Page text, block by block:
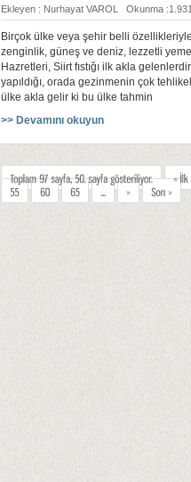
Ekleyen : Nurhayat VAROL
Okunma
Birçok ülke veya şehir belli
zenginlik, güneş ve deniz, lezzetli
Hazretleri, Siirt fıstığı ilk akla
yapıldığı, orada gezinmenin çok
ülke akla gelir ki bu ülke tahmin
>> Devamını okuyun